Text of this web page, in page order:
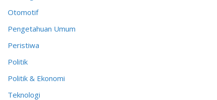
Otomotif
Pengetahuan Umum
Peristiwa
Politik
Politik & Ekonomi
Teknologi